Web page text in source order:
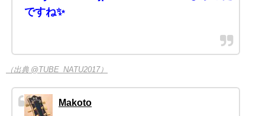
ですね✨
（出典 @TUBE_NATU2017）
Makoto